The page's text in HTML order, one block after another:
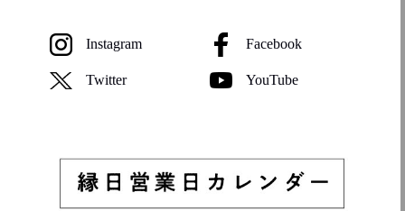
Instagram Facebook
Twitter YouTube